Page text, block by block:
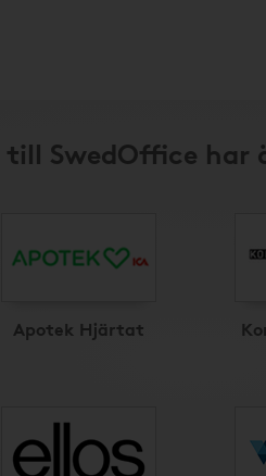
till SwedOffice har
Apotek Hjärtat